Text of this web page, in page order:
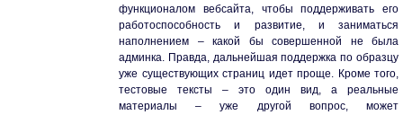
функционалом вебсайта, чтобы поддерживать его
работоспособность и развитие, и заниматься
наполнением – какой бы совершенной не была
админка. Правда, дальнейшая поддержка по образцу
уже существующих страниц идет проще. Кроме того,
тестовые тексты – это один вид, а реальные
материалы – уже другой вопрос, может